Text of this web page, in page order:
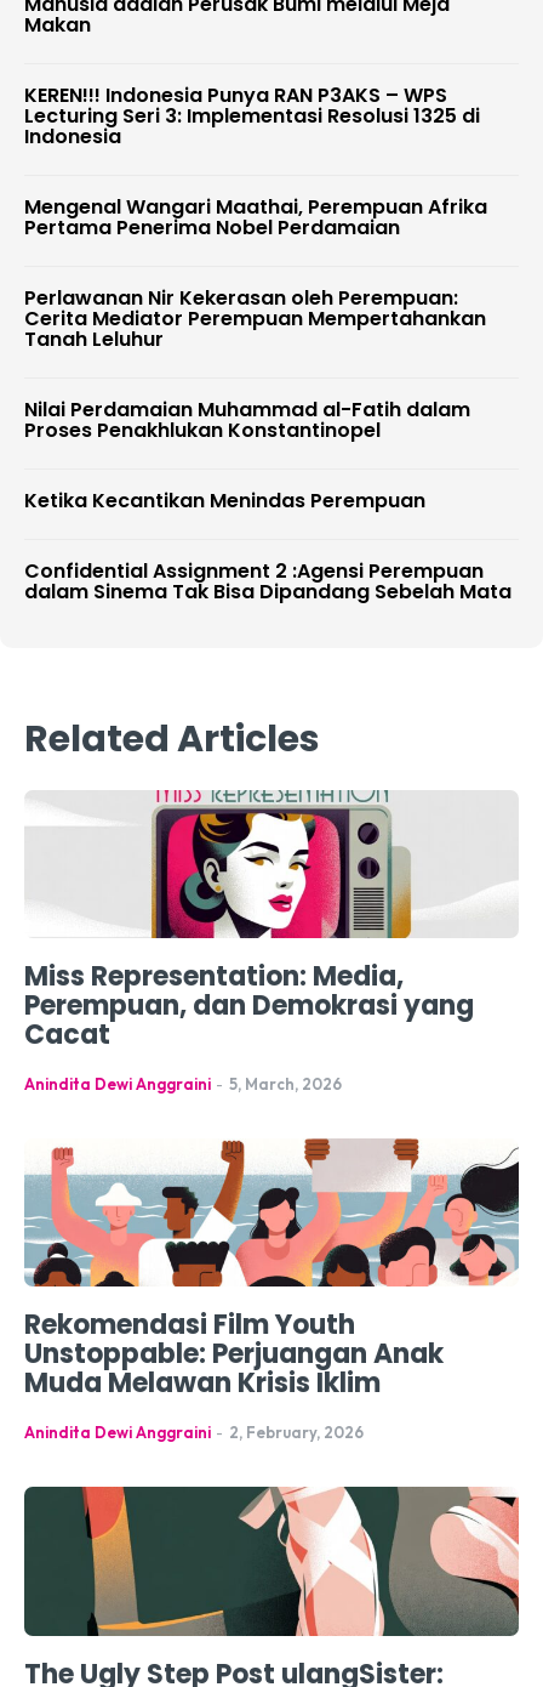
Makan
KEREN!!! Indonesia Punya RAN P3AKS – WPS
Lecturing Seri 3: Implementasi Resolusi 1325 di
Indonesia
Mengenal Wangari Maathai, Perempuan Afrika
Pertama Penerima Nobel Perdamaian
Perlawanan Nir Kekerasan oleh Perempuan:
Cerita Mediator Perempuan Mempertahankan
Tanah Leluhur
Nilai Perdamaian Muhammad al-Fatih dalam
Proses Penakhlukan Konstantinopel
Ketika Kecantikan Menindas Perempuan
Confidential Assignment 2 :Agensi Perempuan
dalam Sinema Tak Bisa Dipandang Sebelah Mata
Related Articles
Miss Representation: Media,
Perempuan, dan Demokrasi yang
Cacat
Anindita Dewi Anggraini - 5, March, 2026
Rekomendasi Film Youth
Unstoppable: Perjuangan Anak
Muda Melawan Krisis Iklim
Anindita Dewi Anggraini - 2, February, 2026
The Ugly Step Post ulangSister: